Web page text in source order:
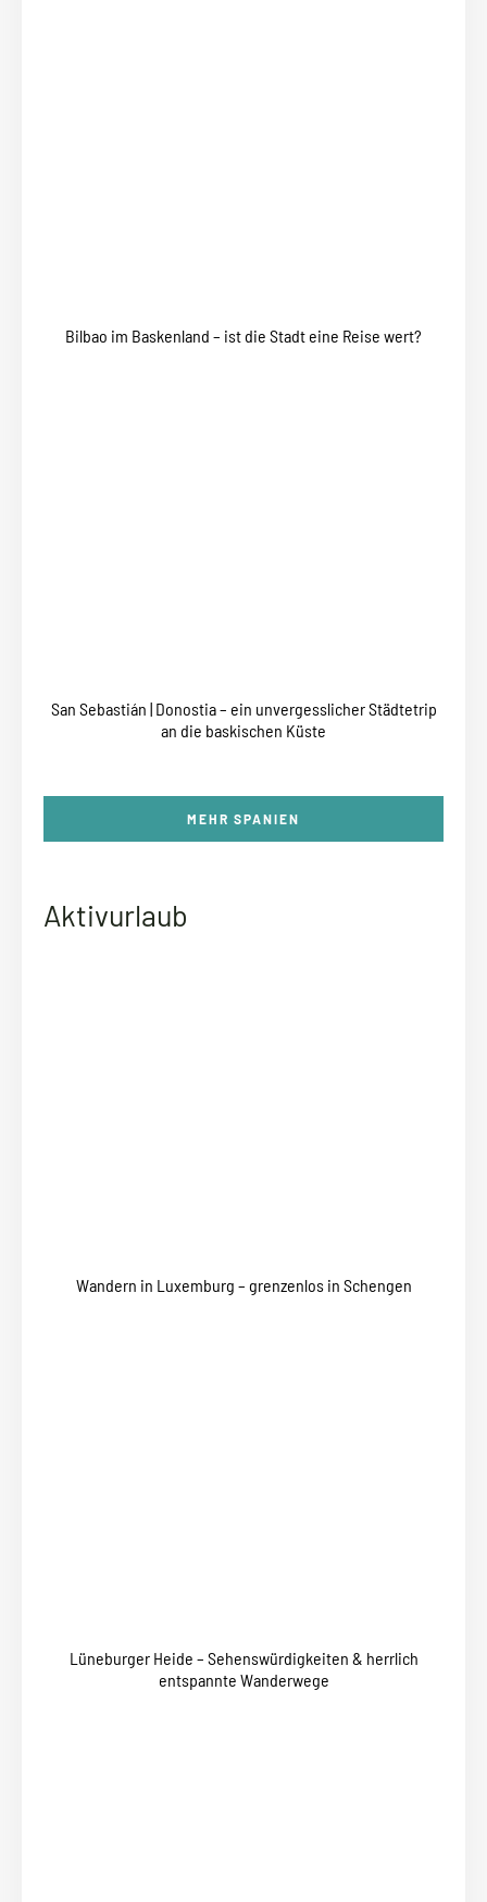
Bilbao im Baskenland – ist die Stadt eine Reise wert?
San Sebastián | Donostia – ein unvergesslicher Städtetrip
an die baskischen Küste
MEHR SPANIEN
Aktivurlaub
Wandern in Luxemburg – grenzenlos in Schengen
Lüneburger Heide – Sehenswürdigkeiten & herrlich
entspannte Wanderwege